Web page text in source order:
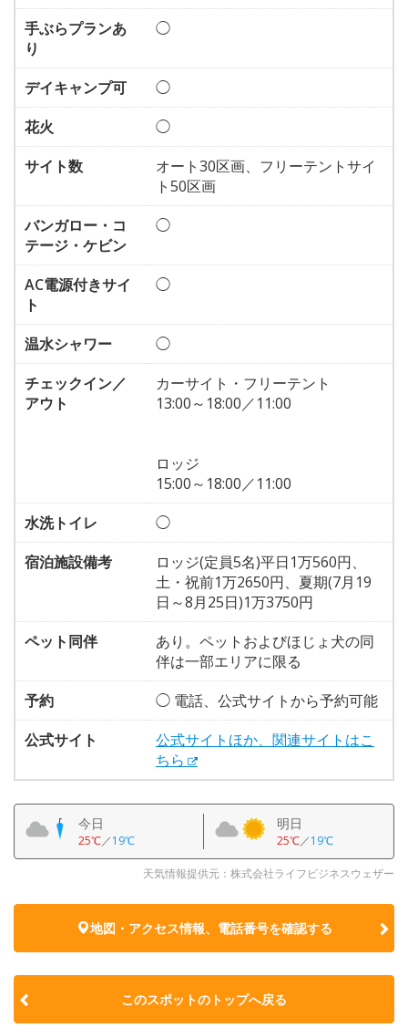
手ぶらプランあ
り
◯
デイキャンプ可
◯
花火
◯
サイト数
オート30区画、フリーテントサイ
ト50区画
バンガロー・コ
テージ・ケビン
◯
AC電源付きサイ
ト
◯
温水シャワー
◯
チェックイン／
アウト
カーサイト・フリーテント
13:00～18:00／11:00
ロッジ
15:00～18:00／11:00
水洗トイレ
◯
宿泊施設備考
ロッジ(定員5名)平日1万560円、
土・祝前1万2650円、夏期(7月19
日～8月25日)1万3750円
ペット同伴
あり。ペットおよびほじょ犬の同
伴は一部エリアに限る
予約
◯ 電話、公式サイトから予約可能
公式サイト
公式サイトほか、関連サイトはこ
ちら
今日
25℃／19℃
明日
25℃／19℃
天気情報提供元：株式会社ライフビジネスウェザー
地図・アクセス情報、電話番号を確認する
このスポットのトップへ戻る